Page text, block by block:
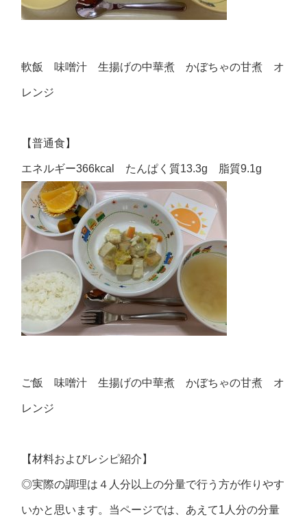
軟飯 味噌汁 生揚げの中華煮 かぼちゃの甘煮 オ
レンジ
【普通食】
エネルギー366kcal たんぱく質13.3g 脂質9.1g
ご飯 味噌汁 生揚げの中華煮 かぼちゃの甘煮 オ
レンジ
【材料およびレシピ紹介】
◎実際の調理は４人分以上の分量で行う方が作りやす
いかと思います。当ページでは、あえて1人分の分量